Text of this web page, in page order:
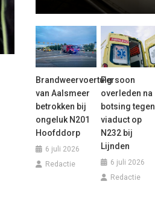
Brandweervoertuig
van Aalsmeer
betrokken bij
ongeluk N201
Hoofddorp
6 juli 2026
Redactie
Persoon
overleden na
botsing tegen
viaduct op
N232 bij
Lijnden
6 juli 2026
Redactie